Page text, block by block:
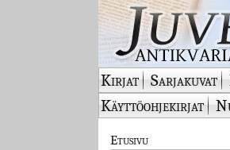
Kirjat Sarjakuvat
Käyttöohjekirjat
Etusivu